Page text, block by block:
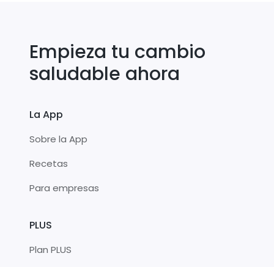
Empieza tu cambio
saludable ahora
La App
Sobre la App
Recetas
Para empresas
PLUS
Plan PLUS